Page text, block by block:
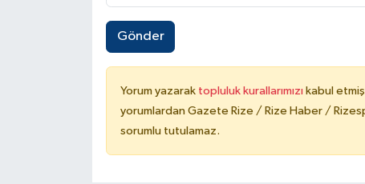
Gönder
Yorum yazarak topluluk kurallarımızı kabul
yorumlardan Gazete Rize / Rize Haber /
sorumlu tutulamaz.